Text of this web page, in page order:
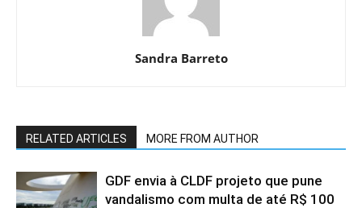
Sandra Barreto
RELATED ARTICLES MORE FROM AUTHOR
GDF envia à CLDF projeto que pune
vandalismo com multa de até R$ 100